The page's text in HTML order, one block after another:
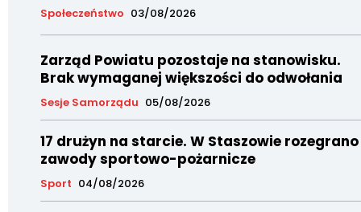
Społeczeństwo 03/08/2026
Zarząd Powiatu pozostaje na stanowisku.
Brak wymaganej większości do odwołania
Sesje Samorządu 05/08/2026
17 drużyn na starcie. W Staszowie rozegrano
zawody sportowo-pożarnicze
Sport 04/08/2026